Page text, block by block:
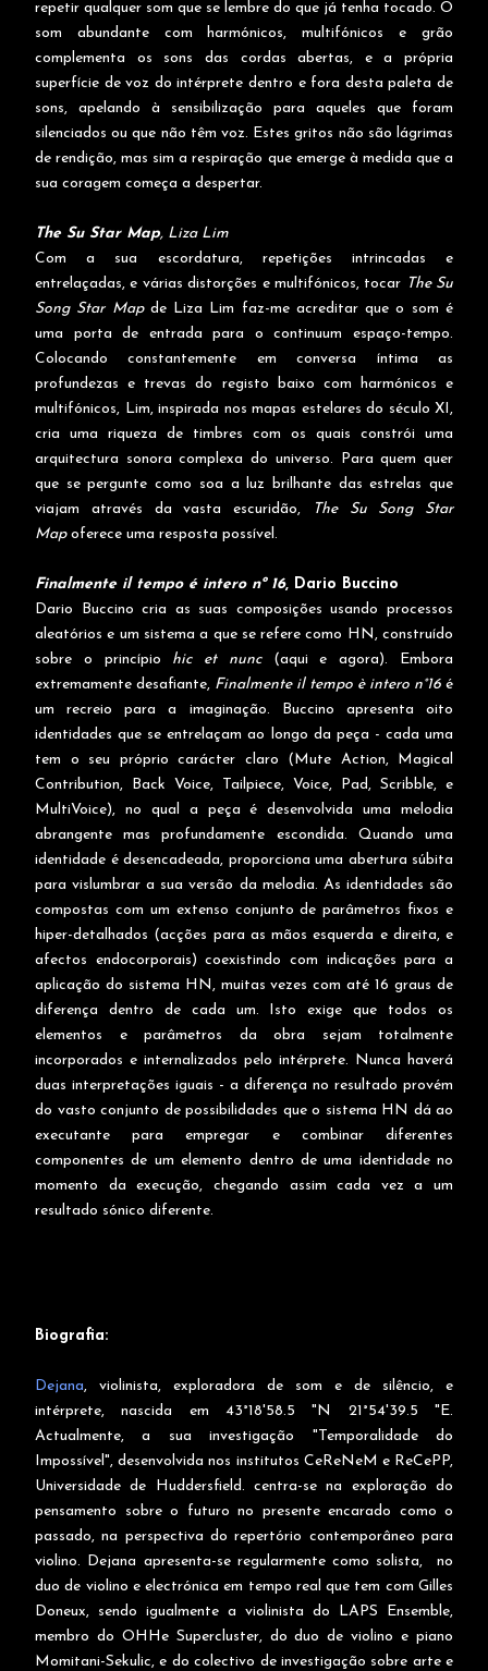
repetir qualquer som que se lembre do que já tenha tocado. O
som abundante com harmónicos, multifónicos e grão
complementa os sons das cordas abertas, e a própria
superfície de voz do intérprete dentro e fora desta paleta de
sons, apelando à sensibilização para aqueles que foram
silenciados ou que não têm voz. Estes gritos não são lágrimas
de rendição, mas sim a respiração que emerge à medida que a
sua coragem começa a despertar.
The Su Star Map, Liza Lim
Com a sua escordatura, repetições intrincadas e
entrelaçadas, e várias distorções e multifónicos, tocar The Su
Song Star Mapde Liza Lim faz-me acreditar que o som é
uma porta de entrada para o continuum espaço-tempo.
Colocando constantemente em conversa íntima as
profundezas e trevas do registo baixo com harmónicos e
multifónicos, Lim, inspirada nos mapas estelares do século XI,
cria uma riqueza de timbres com os quais constrói uma
arquitectura sonora complexa do universo. Para quem quer
que se pergunte como soa a luz brilhante das estrelas que
viajam através da vasta escuridão,
The Su Song Star
Mapoferece uma resposta possível.
Finalmente il tempo é intero nº 16, Dario Buccino
Dario Buccino cria as suas composições usando processos
aleatórios e um sistema a que se refere como HN, construído
sobre o princípio hic et nunc(aqui e agora). Embora
extremamente desafiante, Finalmente il tempo è intero n°16 é
um recreio para a imaginação. Buccino apresenta oito
identidades que se entrelaçam ao longo da peça - cada uma
tem o seu próprio carácter claro (Mute Action, Magical
Contribution, Back Voice, Tailpiece, Voice, Pad, Scribble, e
MultiVoice), no qual a peça é desenvolvida uma melodia
abrangente mas profundamente escondida. Quando uma
identidade é desencadeada, proporciona uma abertura súbita
para vislumbrar a sua versão da melodia. As identidades são
compostas com um extenso conjunto de parâmetros fixos e
hiper-detalhados (acções para as mãos esquerda e direita, e
afectos endocorporais) coexistindo com indicações para a
aplicação do sistema HN, muitas vezes com até 16 graus de
diferença dentro de cada um. Isto exige que todos os
elementos e parâmetros da obra sejam totalmente
incorporados e internalizados pelo intérprete. Nunca haverá
duas interpretações iguais - a diferença no resultado provém
do vasto conjunto de possibilidades que o sistema HN dá ao
executante para empregar e combinar diferentes
componentes de um elemento dentro de uma identidade no
momento da execução, chegando assim cada vez a um
resultado sónico diferente.
Biografia:
Dejana, violinista, exploradora de som e de silêncio, e
intérprete, nascida em 43°18'58.5 "N 21°54'39.5 "E.
Actualmente, a sua investigação "Temporalidade do
Impossível", desenvolvida nos institutos CeReNeM e ReCePP,
Universidade de Huddersfield. centra-se na exploração do
pensamento sobre o futuro no presente encarado como o
passado, na perspectiva do repertório contemporâneo para
violino. Dejana apresenta-se regularmente como solista, no
duo de violino e electrónica em tempo real que tem com Gilles
Doneux, sendo igualmente a violinista do LAPS Ensemble,
membro do OHHe Supercluster, do duo de violino e piano
Momitani-Sekulic, e do colectivo de investigação sobre arte e